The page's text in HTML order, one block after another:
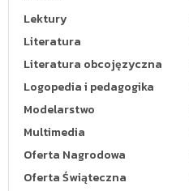
Lektury
Literatura
Literatura obcojęzyczna
Logopedia i pedagogika
Modelarstwo
Multimedia
Oferta Nagrodowa
Oferta Świąteczna